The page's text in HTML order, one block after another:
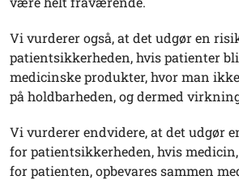
Vi vurderer også, at det udgør en
patientsikkerheden, hvis patienter
medicinske produkter, hvor man
på holdbarheden, og dermed
Vi vurderer endvidere, at det udgør
for patientsikkerheden, hvis
for patienten, opbevares sammen